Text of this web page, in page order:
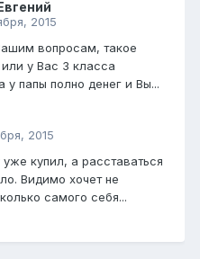
2015
вопросам, такое
или у Вас 3 класса
у папы полно денег и Вы...
2015
купил, а расставаться
Видимо хочет не
самого себя...